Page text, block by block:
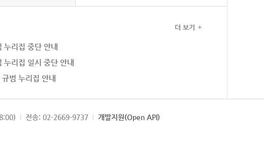
누리집 중단 안내
누리집 일시 중단 안내
범 누리집 안내
더 보기
전송: 02-2669-9737 개발지원(Open API)